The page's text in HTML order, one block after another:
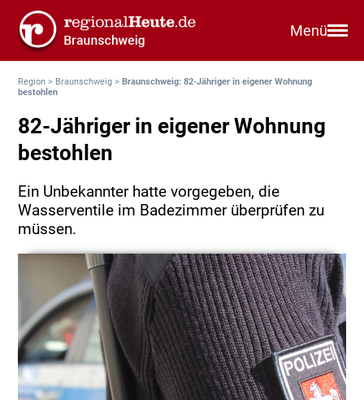
Menü
Region > Braunschweig >Braunschweig: 82-Jähriger in eigener Wohnung
bestohlen
82-Jähriger in eigener Wohnung
bestohlen
Ein Unbekannter hatte vorgegeben, die
Wasserventile im Badezimmer überprüfen zu
müssen.